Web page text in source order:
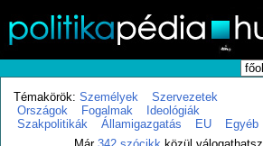
Témakörök: Személyek
Szervezetek
Országok
Fogalmak
Ideológiák
Szakpolitikák
Államigazgatás EU
Egyéb